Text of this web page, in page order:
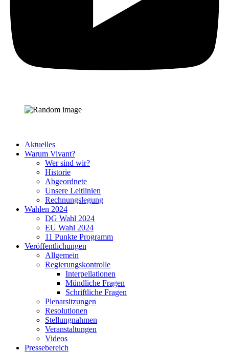
Aktuelles
Warum Vivant?
Wer sind wir?
Historie
Abgeordnete
Unsere Leitlinien
Rechnungslegung
Wahlen 2024
DG Wahl 2024
EU Wahl 2024
11 Punkte Programm
Veröffentlichungen
Allgemein
Regierungskontrolle
Interpellationen
Mündliche Fragen
Schriftliche Fragen
Plenarsitzungen
Resolutionen
Stellungnahmen
Veranstaltungen
Videos
Pressebereich